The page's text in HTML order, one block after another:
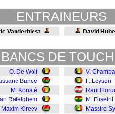
ENTRAINEURS
Vanderbiest David
BANCS DE
O. De Wolf
Bande
M. Konaté
Rafelghem
Maxim Kireev
V.
F. Leysen
Raul
M. Fuseini
Massire